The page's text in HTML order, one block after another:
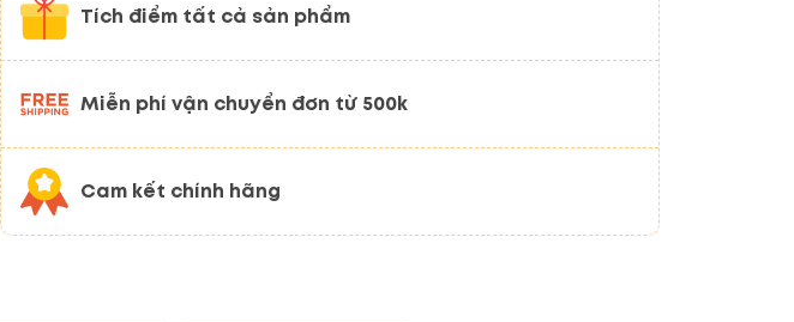
Tích điểm tất cả sản phẩm
Miễn phí vận chuyển đơn từ 500k
Cam kết chính hãng